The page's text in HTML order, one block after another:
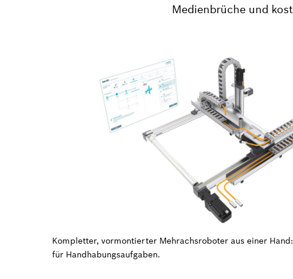
Medienbrüche und
Kompletter, vormontierter Mehrachsroboter aus einer
für Handhabungsaufgaben.